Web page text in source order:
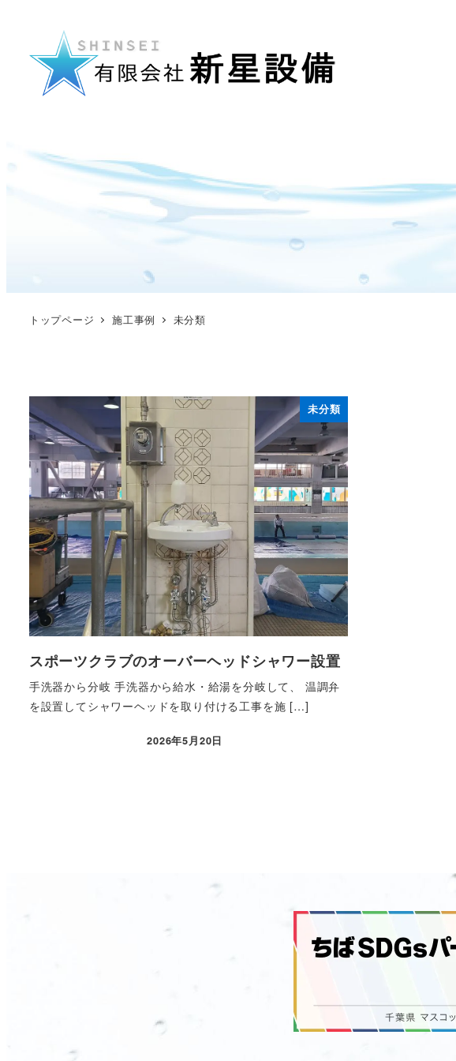
トップページ 施工事例 未分類
未分類
スポーツクラブのオーバーヘッドシャワー設置
手洗器から分岐 手洗器から給水・給湯を分岐して、 温調弁
を設置してシャワーヘッドを取り付ける工事を施 […]
2026年5月20日